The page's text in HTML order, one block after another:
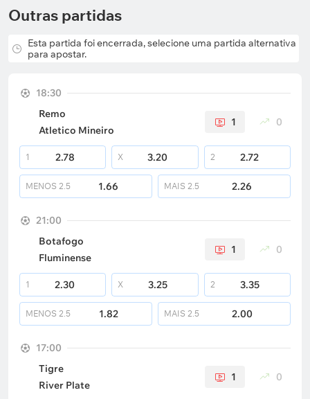
Outras partidas
Esta partida foi encerrada, selecione uma partida alternativa
para apostar.
18:30
Remo
Atletico Mineiro
1 0
1 2.78 X 3.20 2 2.72
MENOS 2.5 1.66 MAIS 2.5 2.26
21:00
Botafogo
Fluminense
1 0
1 2.30 X 3.25 2 3.35
MENOS 2.5 1.82 MAIS 2.5 2.00
17:00
Tigre
River Plate
1 0